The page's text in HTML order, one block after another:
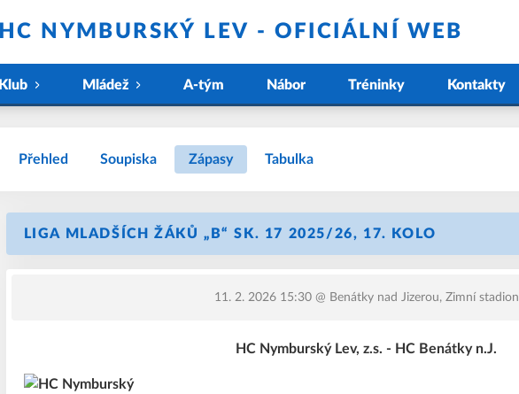
HC NYMBURSKÝ LEV - OFICIÁLNÍ WEB
Klub Mládež A-tým Nábor Tréninky Kontakty
Přehled Soupiska Zápasy Tabulka
LIGA MLADŠÍCH ŽÁKŮ „B“ SK. 17 2025/26, 17. KOLO
11. 2. 2026 15:30@ Benátky nad Jizerou, Zimní stadion
HC Nymburský Lev, z.s. - HC Benátky n.J.